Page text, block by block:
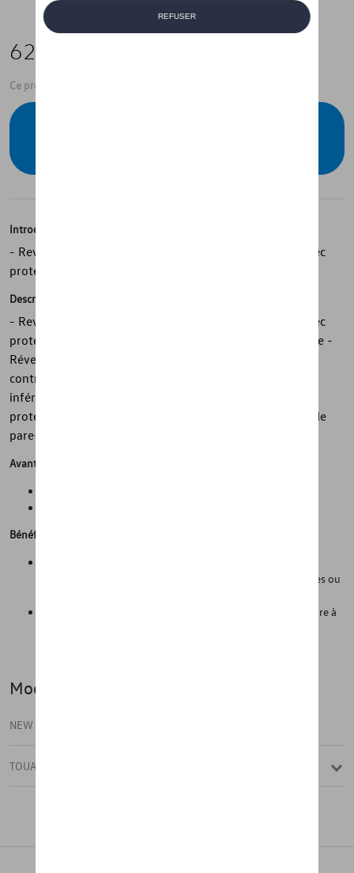
62,80 €
Ce produit n'est actuellement pas de stock
Introduction
- Revêtement de sol réversible Volkswagen d'origine avec
protection de seuil de chargement
Description
- Revêtement de sol réversible Volkswagen d'origine avec
protection de seuil de chargement - Fabriqué sur mesure -
Réversible - Avec dessus en velours - Protège le coffre
contre la saleté - Avec picots en plastique sur la face
inférieure - Empêche le chargement de glisser - Avec
protection de seuil de chargement rabattable - Protège le
pare-chocs contre les dommages
Avantages
Bénéfices
bagages de se salir lorsqu'on transporte des objets humides ou
Grâce à sa légèreté, il peut être facilement retiré de la voiture à
Modèle(s)
NEW TOUAREG
TOUAREG